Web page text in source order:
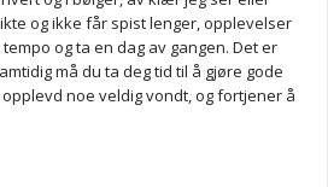
og ikke får spist lenger, opplevelser
og ta en dag av gangen. Det er
må du ta deg tid til å gjøre gode
noe veldig vondt, og fortjener å